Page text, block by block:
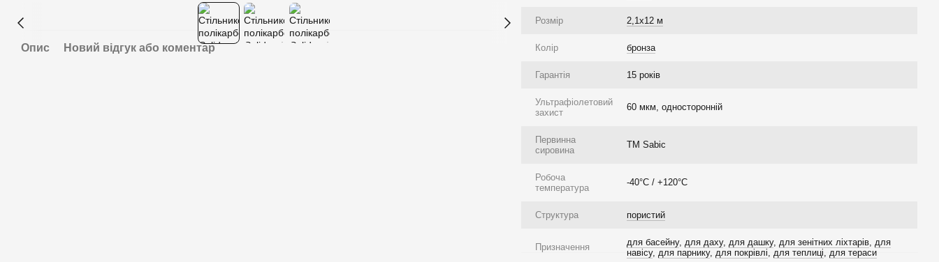
Опис Новий відгук або коментар
Розмір 2,1x12 м
Колір бронза
Гарантія 15 років
Ультрафіолетовий
захист
60 мкм, односторонній
Первинна
сировина
TM Sabic
Робоча
температура
-40°C / +120°C
Структура пористий
Призначення для басейну,для даху,для дашку,для зенітних ліхтарів,для
навісу,для парнику,для покрівлі,для теплиці,для тераси